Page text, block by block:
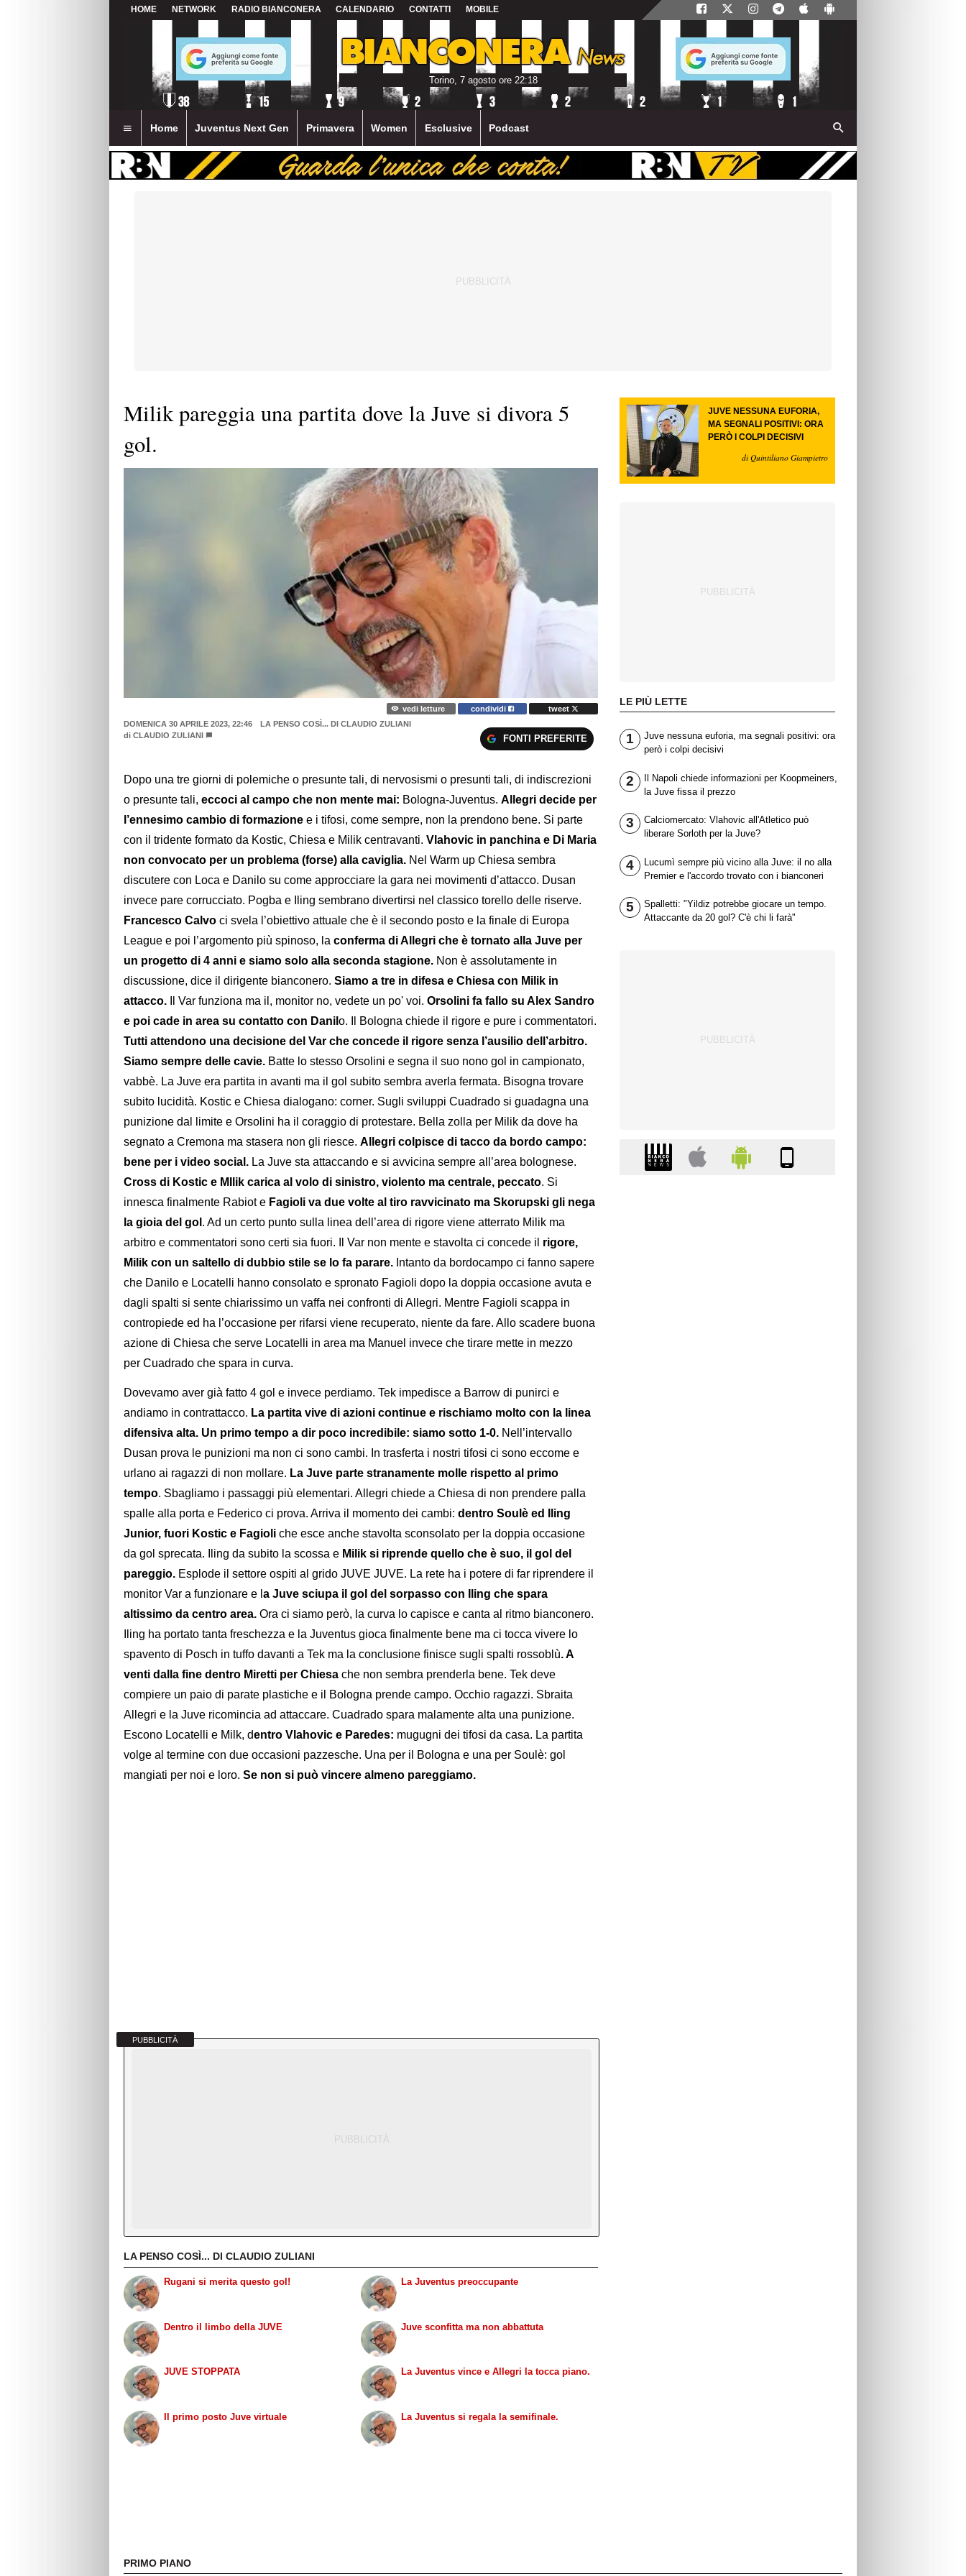
HOME NETWORK RADIO BIANCONERA CALENDARIO CONTATTI MOBILE
Torino, 7 agosto ore 22:18
Home Juventus Next Gen Primavera Women Esclusive Podcast
Milik pareggia una partita dove la Juve si divora 5
gol.
vedi letture condividi
tweet
DOMENICA 30 APRILE 2023, 22:46
LA PENSO COSÌ... DI CLAUDIO ZULIANI
di CLAUDIO ZULIANI FONTI PREFERITE
Dopo una tre giorni di polemiche o presunte tali, di nervosismi o presunti tali, di indiscrezioni
o presunte tali, eccoci al campo che non mente mai: Bologna-Juventus. Allegri decide per
l’ennesimo cambio di formazione e i tifosi, come sempre, non la prendono bene. Si parte
con il tridente formato da Kostic, Chiesa e Milik centravanti. Vlahovic in panchina e Di Maria
non convocato per un problema (forse) alla caviglia. Nel Warm up Chiesa sembra
discutere con Loca e Danilo su come approcciare la gara nei movimenti d’attacco. Dusan
invece pare corrucciato. Pogba e Iling sembrano divertirsi nel classico torello delle riserve.
Francesco Calvo ci svela l’obiettivo attuale che è il secondo posto e la finale di Europa
League e poi l’argomento più spinoso, la conferma di Allegri che è tornato alla Juve per
un progetto di 4 anni e siamo solo alla seconda stagione. Non è assolutamente in
discussione, dice il dirigente bianconero. Siamo a tre in difesa e Chiesa con Milik in
attacco. Il Var funziona ma il, monitor no, vedete un po' voi. Orsolini fa fallo su Alex Sandro
e poi cade in area su contatto con Danil o. Il Bologna chiede il rigore e pure i commentatori.
Tutti attendono una decisione del Var che concede il rigore senza l’ausilio dell’arbitro.
Siamo sempre delle cavie. Batte lo stesso Orsolini e segna il suo nono gol in campionato,
vabbè. La Juve era partita in avanti ma il gol subito sembra averla fermata. Bisogna trovare
subito lucidità. Kostic e Chiesa dialogano: corner. Sugli sviluppi Cuadrado si guadagna una
punizione dal limite e Orsolini ha il coraggio di protestare. Bella zolla per Milik da dove ha
segnato a Cremona ma stasera non gli riesce. Allegri colpisce di tacco da bordo campo:
bene per i video social. La Juve sta attaccando e si avvicina sempre all’area bolognese.
Cross di Kostic e MIlik carica al volo di sinistro, violento ma centrale, peccato. Si
innesca finalmente Rabiot e Fagioli va due volte al tiro ravvicinato ma Skorupski gli nega
la gioia del gol . Ad un certo punto sulla linea dell’area di rigore viene atterrato Milik ma
arbitro e commentatori sono certi sia fuori. Il Var non mente e stavolta ci concede il rigore,
Milik con un saltello di dubbio stile se lo fa parare. Intanto da bordocampo ci fanno sapere
che Danilo e Locatelli hanno consolato e spronato Fagioli dopo la doppia occasione avuta e
dagli spalti si sente chiarissimo un vaffa nei confronti di Allegri. Mentre Fagioli scappa in
contropiede ed ha l’occasione per rifarsi viene recuperato, niente da fare. Allo scadere buona
azione di Chiesa che serve Locatelli in area ma Manuel invece che tirare mette in mezzo
per Cuadrado che spara in curva.
Dovevamo aver già fatto 4 gol e invece perdiamo. Tek impedisce a Barrow di punirci e
andiamo in contrattacco. La partita vive di azioni continue e rischiamo molto con la linea
difensiva alta. Un primo tempo a dir poco incredibile: siamo sotto 1-0. Nell’intervallo
Dusan prova le punizioni ma non ci sono cambi. In trasferta i nostri tifosi ci sono eccome e
urlano ai ragazzi di non mollare. La Juve parte stranamente molle rispetto al primo
tempo. Sbagliamo i passaggi più elementari. Allegri chiede a Chiesa di non prendere palla
spalle alla porta e Federico ci prova. Arriva il momento dei cambi: dentro Soulè ed Iling
Junior, fuori Kostic e Fagioli che esce anche stavolta sconsolato per la doppia occasione
da gol sprecata. Iling da subito la scossa e Milik si riprende quello che è suo, il gol del
pareggio. Esplode il settore ospiti al grido JUVE JUVE. La rete ha i potere di far riprendere il
monitor Var a funzionare e l a Juve sciupa il gol del sorpasso con Iling che spara
altissimo da centro area. Ora ci siamo però, la curva lo capisce e canta al ritmo bianconero.
Iling ha portato tanta freschezza e la Juventus gioca finalmente bene ma ci tocca vivere lo
spavento di Posch in tuffo davanti a Tek ma la conclusione finisce sugli spalti rossoblù. A
venti dalla fine dentro Miretti per Chiesa che non sembra prenderla bene. Tek deve
compiere un paio di parate plastiche e il Bologna prende campo. Occhio ragazzi. Sbraita
Allegri e la Juve ricomincia ad attaccare. Cuadrado spara malamente alta una punizione.
Escono Locatelli e Milk, dentro Vlahovic e Paredes: mugugni dei tifosi da casa. La partita
volge al termine con due occasioni pazzesche. Una per il Bologna e una per Soulè: gol
mangiati per noi e loro. Se non si può vincere almeno pareggiamo.
PUBBLICITÀ
LA PENSO COSÌ... DI CLAUDIO ZULIANI
Rugani si merita questo gol!
Dentro il limbo della JUVE
La Juventus preoccupante
Juve sconfitta ma non abbattuta
JUVE STOPPATA
Il primo posto Juve virtuale
La Juventus vince e Allegri la tocca piano.
La Juventus si regala la semifinale.
JUVE NESSUNA EUFORIA,
MA SEGNALI POSITIVI: ORA
PERÒ I COLPI DECISIVI
di Quintiliano Giampietro
LE PIÙ LETTE
1
Juve nessuna euforia, ma segnali positivi: ora
però i colpi decisivi
2
Il Napoli chiede informazioni per Koopmeiners,
la Juve fissa il prezzo
3
Calciomercato: Vlahovic all'Atletico può
liberare Sorloth per la Juve?
4
Lucumì sempre più vicino alla Juve: il no alla
Premier e l'accordo trovato con i bianconeri
5
Spalletti: "Yildiz potrebbe giocare un tempo.
Attaccante da 20 gol? C'è chi li farà"
PRIMO PIANO